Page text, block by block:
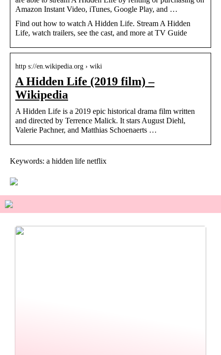
Amazon Instant Video, iTunes, Google Play, and …
Find out how to watch A Hidden Life. Stream A Hidden
Life, watch trailers, see the cast, and more at TV Guide
http s://en.wikipedia.org › wiki
A Hidden Life (2019 film) –
Wikipedia
A Hidden Life is a 2019 epic historical drama film written
and directed by Terrence Malick. It stars August Diehl,
Valerie Pachner, and Matthias Schoenaerts …
Keywords: a hidden life netflix